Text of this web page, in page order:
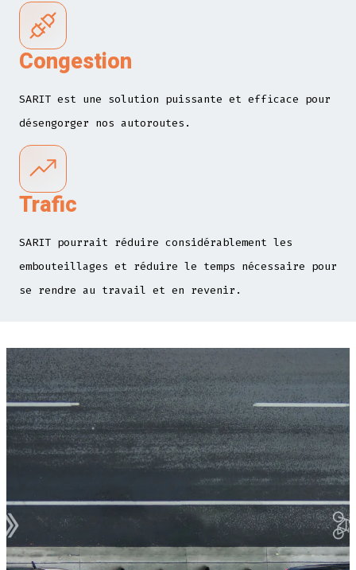
Congestion
SARIT est une solution puissante et efficace pour
désengorger nos autoroutes.
Trafic
SARIT pourrait réduire considérablement les
embouteillages et réduire le temps nécessaire pour
se rendre au travail et en revenir.